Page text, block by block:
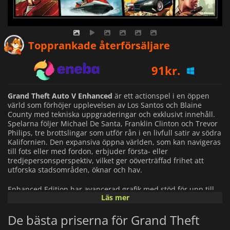
Topprankade återförsäljare
90kr.
91kr.
92kr.
Grand Theft Auto V Enhanced är ett actionspel i en öppen
värld som förhöjer upplevelsen av Los Santos och Blaine
County med tekniska uppgraderingar och exklusivt innehåll.
Spelarna följer Michael De Santa, Franklin Clinton och Trevor
Philips, tre brottslingar som utför rån i en livfull satir av södra
Kalifornien. Den expansiva öppna världen, som kan navigeras
till fots eller med fordon, erbjuder första- eller
tredjepersonsperspektiv, vilket ger oöverträffad frihet att
utforska stadsområden, öknar och hav.
Enhanced Edition har avancerad grafik med stöd för upp till
4K-upplösning, 60 fps, ray tracing, förbättrade skuggor och
Förfinade texturer, ökad trafik- och lövtäthet och förbättrade
vädereffekter ger liv åt miljön. Snabba laddningstider, som
Läs mer
De bästa priserna för Grand Theft